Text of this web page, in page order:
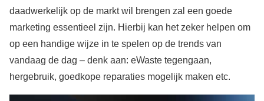
daadwerkelijk op de markt wil brengen zal een goede
marketing essentieel zijn. Hierbij kan het zeker helpen om
op een handige wijze in te spelen op de trends van
vandaag de dag – denk aan: eWaste tegengaan,
hergebruik, goedkope reparaties mogelijk maken etc.